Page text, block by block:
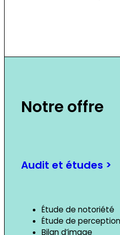
Notre offre
Audit et études >
Étude de notoriété
Étude de perception
Bilan d’image